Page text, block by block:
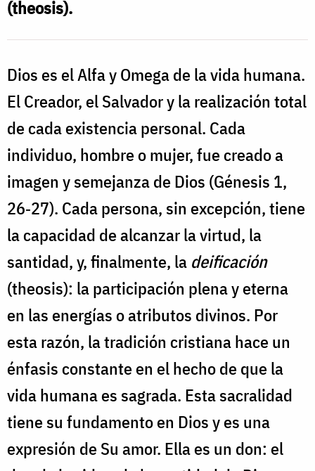
(theosis).
Dios es el Alfa y Omega de la vida humana.
El Creador, el Salvador y la realización total
de cada existencia personal. Cada
individuo, hombre o mujer, fue creado a
imagen y semejanza de Dios (Génesis 1,
26‐27). Cada persona, sin excepción, tiene
la capacidad de alcanzar la virtud, la
santidad, y, finalmente, la deificación
(theosis): la participación plena y eterna
en las energías o atributos divinos. Por
esta razón, la tradición cristiana hace un
énfasis constante en el hecho de que la
vida humana es sagrada. Esta sacralidad
tiene su fundamento en Dios y es una
expresión de Su amor. Ella es un don: el